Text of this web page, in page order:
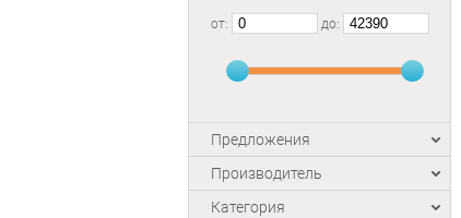
от: до:
Предложения
Производитель
Категория